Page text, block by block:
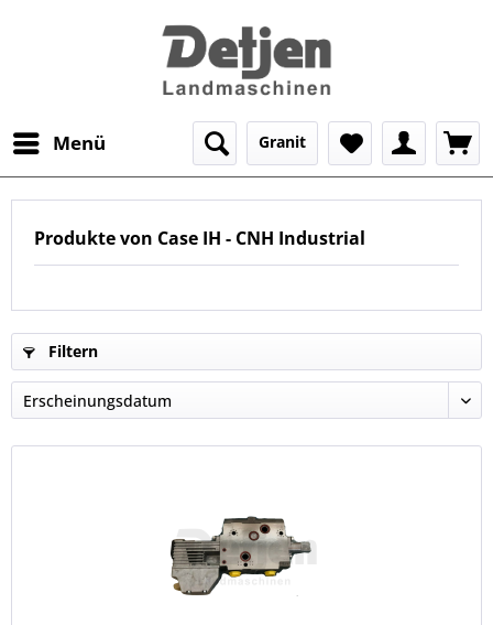
Menü Granit
Produkte von Case IH - CNH Industrial
Filtern